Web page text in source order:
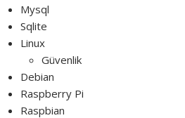
Mysql
Sqlite
Linux
Güvenlik
Debian
Raspberry Pi
Raspbian